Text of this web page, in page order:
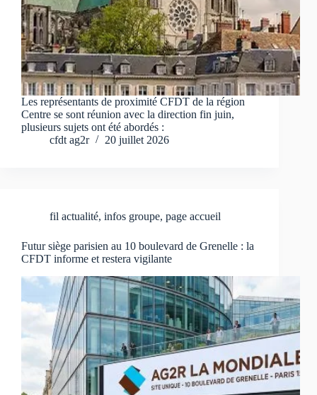
Les représentants de proximité CFDT de la région
Centre se sont réunion avec la direction fin juin,
plusieurs sujets ont été abordés :
cfdt ag2r
20 juillet 2026
fil actualité, infos groupe, page accueil
Futur siège parisien au 10 boulevard de Grenelle : la
CFDT informe et restera vigilante